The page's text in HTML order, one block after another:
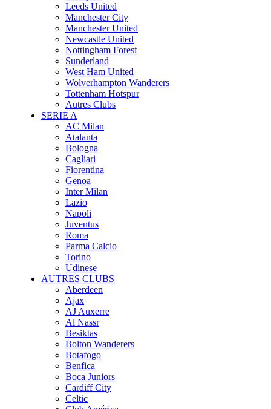
Leeds United
Manchester City
Manchester United
Newcastle United
Nottingham Forest
Sunderland
West Ham United
Wolverhampton Wanderers
Tottenham Hotspur
Autres Clubs
SERIE A
AC Milan
Atalanta
Bologna
Cagliari
Fiorentina
Genoa
Inter Milan
Lazio
Napoli
Juventus
Roma
Parma Calcio
Torino
Udinese
AUTRES CLUBS
Aberdeen
Ajax
AJ Auxerre
Al Nassr
Besiktas
Bolton Wanderers
Botafogo
Benfica
Boca Juniors
Cardiff City
Celtic